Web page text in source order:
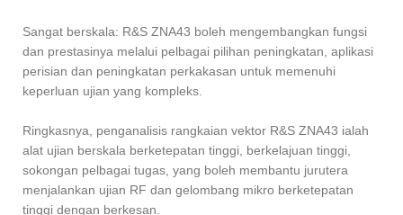
Sangat berskala: R&S ZNA43 boleh mengembangkan fungsi
dan prestasinya melalui pelbagai pilihan peningkatan, aplikasi
perisian dan peningkatan perkakasan untuk memenuhi
keperluan ujian yang kompleks.
Ringkasnya, penganalisis rangkaian vektor R&S ZNA43 ialah
alat ujian berskala berketepatan tinggi, berkelajuan tinggi,
sokongan pelbagai tugas, yang boleh membantu jurutera
menjalankan ujian RF dan gelombang mikro berketepatan
tinggi dengan berkesan.